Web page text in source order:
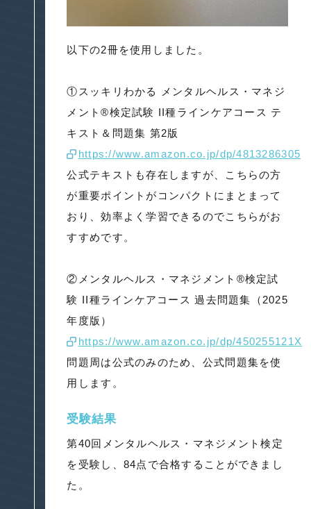
以下の2冊を使用しました。
①スッキリわかる メンタルヘルス・マネジ
メント®検定試験 II種ラインケアコース テ
キスト＆問題集 第2版
https://www.amazon.co.jp/dp/4813286305
公式テキストも存在しますが、こちらの方
が重要ポイントがコンパクトにまとまって
おり、効率よく学習できるのでこちらがお
すすめです。
②メンタルヘルス・マネジメント®検定試
験 II種ラインケアコース 過去問題集（2025
年度版）
https://www.amazon.co.jp/dp/450255121X
問題周は公式のみのため、公式問題集を使
用します。
受験結果
第40回メンタルヘルス・マネジメント検定
を受験し、84点で合格することができまし
た。